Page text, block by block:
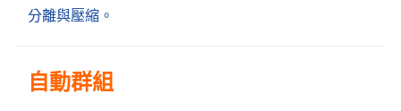
分離與壓縮。
自動群組